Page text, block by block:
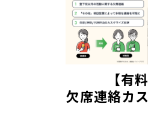
【有料
欠席連絡カ